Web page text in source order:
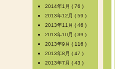
2014年1月 ( 76 )
2013年12月 ( 59 )
2013年11月 ( 46 )
2013年10月 ( 39 )
2013年9月 ( 116 )
2013年8月 ( 47 )
2013年7月 ( 43 )